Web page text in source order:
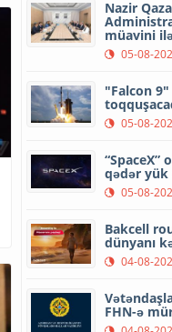
Nazir
müavini
05-08-
"Falcon
05-08-
qədər yük
05-08-
Bakcell
dünyanı
04-08-
FHN-ə